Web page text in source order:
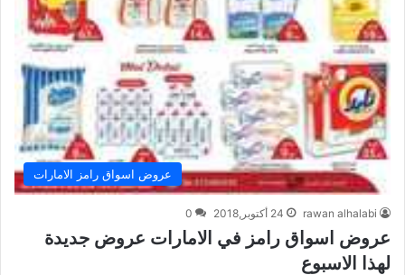
عروض اسواق رامز الامارات
rawan alhalabi 24 أكتوبر,2018 0
عروض اسواق رامز في الامارات عروض جديدة
لهذا الاسبوع